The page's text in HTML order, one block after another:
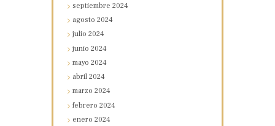
septiembre2024
agosto2024
julio2024
junio2024
mayo2024
abril2024
marzo2024
febrero2024
enero2024